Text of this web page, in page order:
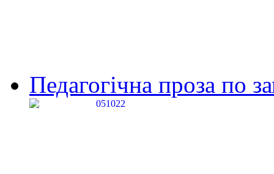
Педагогічна проза по